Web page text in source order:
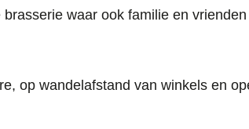
waar ook familie en
op wandelafstand van winkels en